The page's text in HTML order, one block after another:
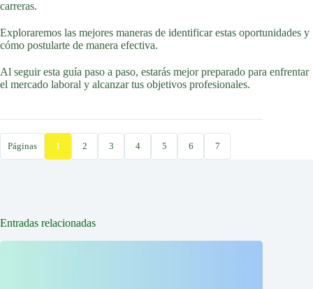
carreras.
Exploraremos las mejores maneras de identificar estas oportunidades y
cómo postularte de manera efectiva.
Al seguir esta guía paso a paso, estarás mejor preparado para enfrentar
el mercado laboral y alcanzar tus objetivos profesionales.
Páginas 1 2 3 4 5 6 7
Entradas relacionadas